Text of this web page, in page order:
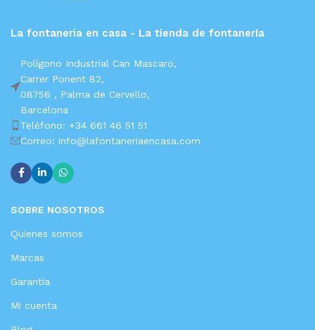
La fontaneria en casa - La tienda de fontanería
Polígono Industrial Can Mascaro,
Carrer Ponent 82,
08756 , Palma de Cervello,
Barcelona
Teléfono: +34 661 46 51 51
Correo: info@lafontaneriaencasa.com
SOBRE NOSOTROS
Quienes somos
Marcas
Garantía
Mi cuenta